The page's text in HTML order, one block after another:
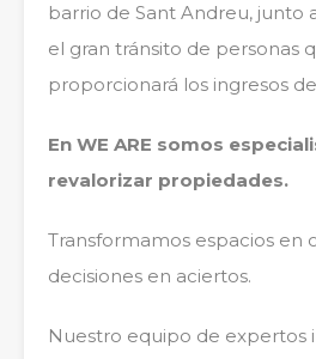
barrio de Sant Andreu, junto
el gran tránsito de personas
proporcionará los ingresos
En WE ARE somos
revalorizar propiedades.
Transformamos espacios en
decisiones en aciertos.
Nuestro equipo de expertos